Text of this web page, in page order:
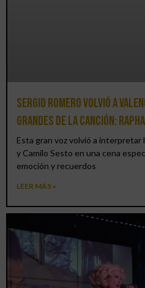
Sergio Romero volvió a
grandes de la canción:
Esta gran voz volvió a interpretar
y Camilo Sesto en una cena
emoción y recuerdos
LEER MÁS »